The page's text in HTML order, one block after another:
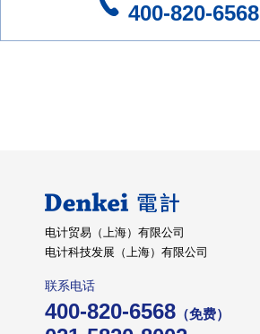
400-820-6568
电计贸易（上海）有限公司
电计科技发展（上海）有限公司
联系电话
400-820-6568 （免费）